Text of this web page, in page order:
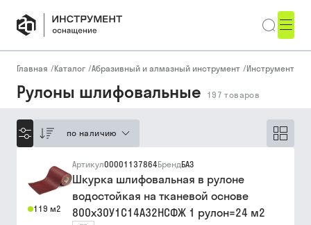
Главная /Каталог /Абразивный и алмазный инструмент /Инструмент на
Рулоны шлифовальные 197 товаров
по наличию
119 м2
Артикул00001137864БрендБАЗ
Шкурка шлифовальная в рулоне
водостойкая на тканевой основе
800х30У1С14А32НСФЖ 1 рулон=24 м2